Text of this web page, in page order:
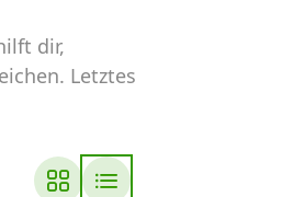
dir,
Letztes